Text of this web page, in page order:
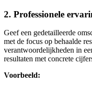
2. Professionele
Geef een gedetailleerde
met de focus op behaalde
verantwoordelijkheden in
resultaten met concrete
Voorbeeld: